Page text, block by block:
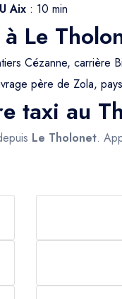
Aix : 10 min
Le
Cézanne, carrière
père de Zola,
taxi au
Le Tholonet.